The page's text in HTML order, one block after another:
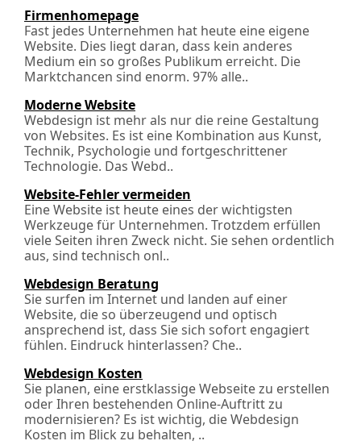
Firmenhomepage
Fast jedes Unternehmen hat heute eine eigene
Website. Dies liegt daran, dass kein anderes
Medium ein so großes Publikum erreicht. Die
Marktchancen sind enorm. 97% alle..
Moderne Website
Webdesign ist mehr als nur die reine Gestaltung
von Websites. Es ist eine Kombination aus Kunst,
Technik, Psychologie und fortgeschrittener
Technologie. Das Webd..
Website-Fehler vermeiden
Eine Website ist heute eines der wichtigsten
Werkzeuge für Unternehmen. Trotzdem erfüllen
viele Seiten ihren Zweck nicht. Sie sehen ordentlich
aus, sind technisch onl..
Webdesign Beratung
Sie surfen im Internet und landen auf einer
Website, die so überzeugend und optisch
ansprechend ist, dass Sie sich sofort engagiert
fühlen. Eindruck hinterlassen? Che..
Webdesign Kosten
Sie planen, eine erstklassige Webseite zu erstellen
oder Ihren bestehenden Online-Auftritt zu
modernisieren? Es ist wichtig, die Webdesign
Kosten im Blick zu behalten, ..